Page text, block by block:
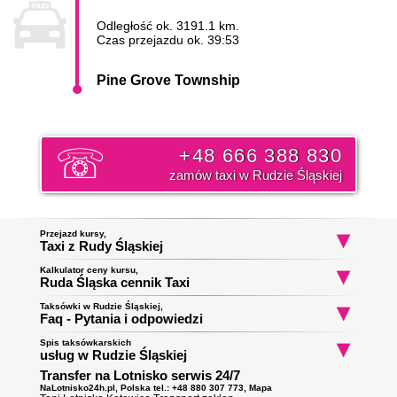
Odległość ok. 3191.1 km.
Czas przejazdu ok. 39:53
Pine Grove Township
+48 666 388 830
zamów taxi w Rudzie Śląskiej
Przejazd kursy,
Taxi z Rudy Śląskiej
Taxi Ruda Śląska
Ludwika Solskiego
do Zawiercie
Stare Osiedle
do Bielsko-Biała
Taxi Ruda
Sosnowa
Śląskie
Kalkulator ceny kursu,
Ruda Śląska cennik Taxi
Koniec trasy:
Taksówki w Rudzie Śląskiej,
Faq - Pytania i odpowiedzi
Jak zamówić taksówkę w Rudzie Śląskiej?
To proste wystarczy zadzwonić i złożyć zamówienie. Nasz
dyspozytor poinformuję państwa o orientacyjnym czasie
podjazdu taksówki i wyśle ją pod wskazany adres. Klikni i
Taxi Ruda Śląskaile zapłacę za kurs do miasta Pine
Grove Township?
Spis taksówkarskich
usług w Rudzie Śląskiej
Obsługują zlecenia samochodami kombi
Transfer na Lotnisko serwis 24/7
NaLotnisko24h.pl, Polska tel.: +48 880 307 773, Mapa